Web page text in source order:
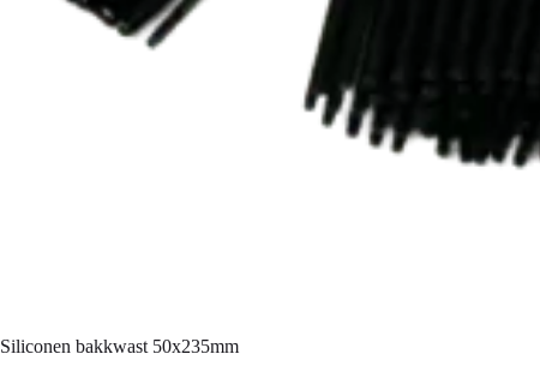
Siliconen bakkwast 50x235mm